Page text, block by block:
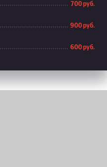
700 руб.
900 руб.
600 руб.